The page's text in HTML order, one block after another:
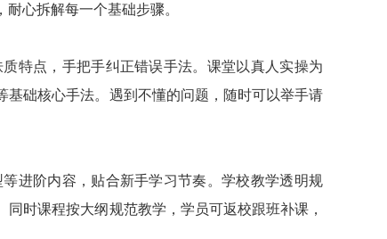
心拆解每一个基础步骤。
特点，手把手纠正错误手法。课堂以真人实操为
础核心手法。遇到不懂的问题，随时可以举手请
进阶内容，贴合新手学习节奏。学校教学透明规
时课程按大纲规范教学，学员可返校跟班补课，